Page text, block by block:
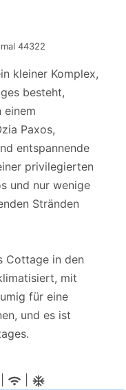
44322
kleiner Komplex,
besteht,
einem
Paxos,
entspannende
privilegierten
und nur wenige
Stränden
Cottage in den
mit
für eine
und es ist
wifi
ac_unitif